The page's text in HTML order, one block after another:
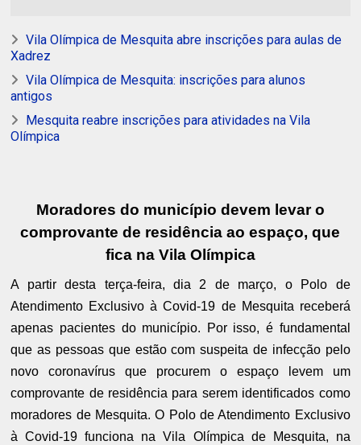
Vila Olímpica de Mesquita abre inscrições para aulas de
Xadrez
Vila Olímpica de Mesquita: inscrições para alunos
antigos
Mesquita reabre inscrições para atividades na Vila
Olímpica
Moradores do município devem levar o
comprovante de residência ao espaço, que
fica na Vila Olímpica
A partir desta terça-feira, dia 2 de março, o Polo de
Atendimento Exclusivo à Covid-19 de Mesquita receberá
apenas pacientes do município. Por isso, é fundamental
que as pessoas que estão com suspeita de infecção pelo
novo coronavírus que procurem o espaço levem um
comprovante de residência para serem identificados como
moradores de Mesquita. O Polo de Atendimento Exclusivo
à Covid-19 funciona na Vila Olímpica de Mesquita, na